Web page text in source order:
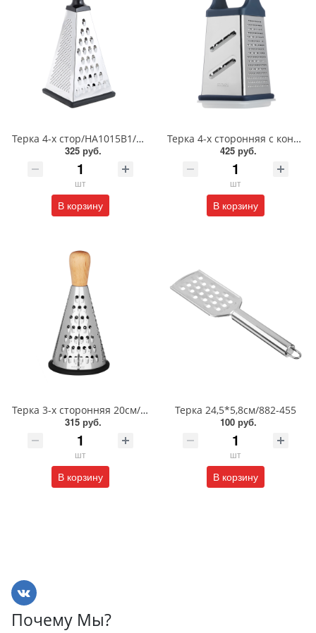
Терка 4-х стор/HA1015B1/885-446
325 руб.
шт
В корзину
Терка 4-х сторонняя с контейнером 20см/885-139
425 руб.
шт
В корзину
Терка 3-х сторонняя 20см/885-127
315 руб.
шт
В корзину
Терка 24,5*5,8см/882-455
100 руб.
шт
В корзину
Почему Мы?